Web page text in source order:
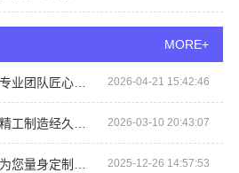
MORE+
华居不锈钢定制家居 专业团队匠心制作 2026-04-21 15:42:46
2026-03-10 20:43:07
2025-12-26 14:57:53